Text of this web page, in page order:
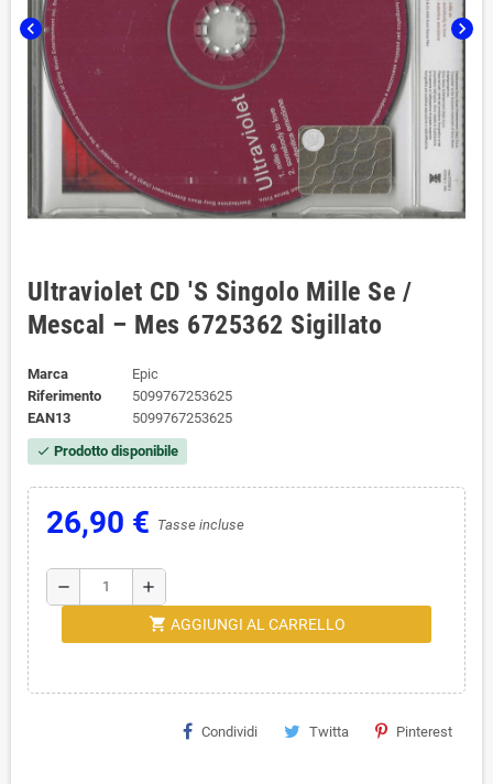
chevron_left chevron_right
Ultraviolet CD 'S Singolo Mille Se /
Mescal – Mes 6725362 Sigillato
Marca
Epic
Riferimento
5099767253625
EAN13
5099767253625
check Prodotto disponibile
26,90 € Tasse incluse
remove add
shopping_cart AGGIUNGI AL CARRELLO
Condividi Twitta Pinterest